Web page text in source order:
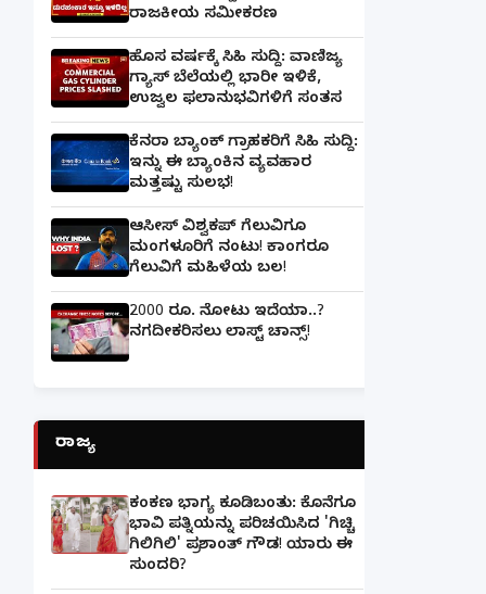
ರಾಜಕೀಯ ಸಮೀಕರಣ
ಹೊಸ ವರ್ಷಕ್ಕೆ ಸಿಹಿ ಸುದ್ದಿ: ವಾಣಿಜ್ಯ
ಗ್ಯಾಸ್‌ ಬೆಲೆಯಲ್ಲಿ ಭಾರೀ ಇಳಿಕೆ,
ಉಜ್ವಲ ಫಲಾನುಭವಿಗಳಿಗೆ ಸಂತಸ
ಕೆನರಾ ಬ್ಯಾಂಕ್‌ ಗ್ರಾಹಕರಿಗೆ ಸಿಹಿ ಸುದ್ದಿ:
ಇನ್ನು ಈ ಬ್ಯಾಂಕಿನ ವ್ಯವಹಾರ
ಮತ್ತಷ್ಟು ಸುಲಭ!
ಆಸೀಸ್ ವಿಶ್ವಕಪ್ ಗೆಲುವಿಗೂ
ಮಂಗಳೂರಿಗೆ ನಂಟು! ಕಾಂಗರೂ
ಗೆಲುವಿಗೆ ಮಹಿಳೆಯ ಬಲ!
2000 ರೂ. ನೋಟು ಇದೆಯಾ..?
ನಗದೀಕರಿಸಲು ಲಾಸ್ಟ್‌ ಚಾನ್ಸ್‌!
ರಾಜ್ಯ
ಕಂಕಣ ಭಾಗ್ಯ ಕೂಡಿಬಂತು: ಕೊನೆಗೂ
ಭಾವಿ ಪತ್ನಿಯನ್ನು ಪರಿಚಯಿಸಿದ 'ಗಿಚ್ಚಿ
ಗಿಲಿಗಿಲಿ' ಪ್ರಶಾಂತ್ ಗೌಡ! ಯಾರು ಈ
ಸುಂದರಿ?